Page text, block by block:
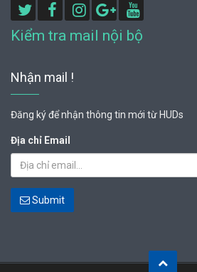
Kiểm tra mail nội bộ
Nhận mail !
Đăng ký để nhận thông tin mới từ HUDs
Địa chỉ Email
Submit